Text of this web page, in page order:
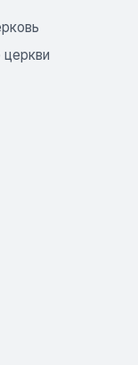
церкви